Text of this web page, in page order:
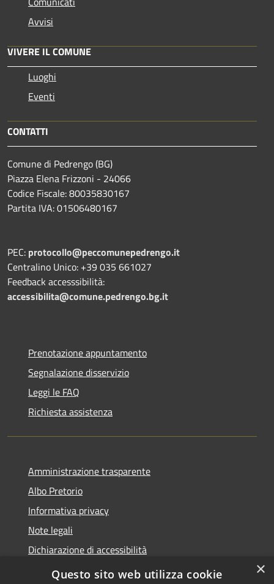
Avvisi
VIVERE IL COMUNE
Luoghi
Eventi
CONTATTI
Comune di Pedrengo (BG)
Piazza Elena Frizzoni - 24066
Codice Fiscale: 80035830167
Partita IVA: 01506480167
PEC: protocollo@peccomunepedrengo.it
Centralino Unico: +39 035 661027
Feedback accesssibilità:
accessibilita@comune.pedrengo.bg.it
Prenotazione appuntamento
Segnalazione disservizio
Leggi le FAQ
Richiesta assistenza
Amministrazione trasparente
Albo Pretorio
Informativa privacy
Note legali
Dichiarazione di accessibilità
Area riservata dipendenti
×
Questo sito web utilizza cookie